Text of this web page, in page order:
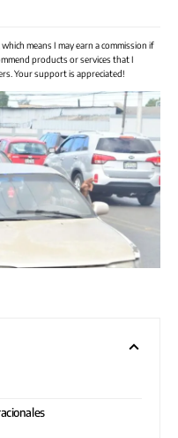
means I may earn a commission if
products or services that I
Your support is appreciated!